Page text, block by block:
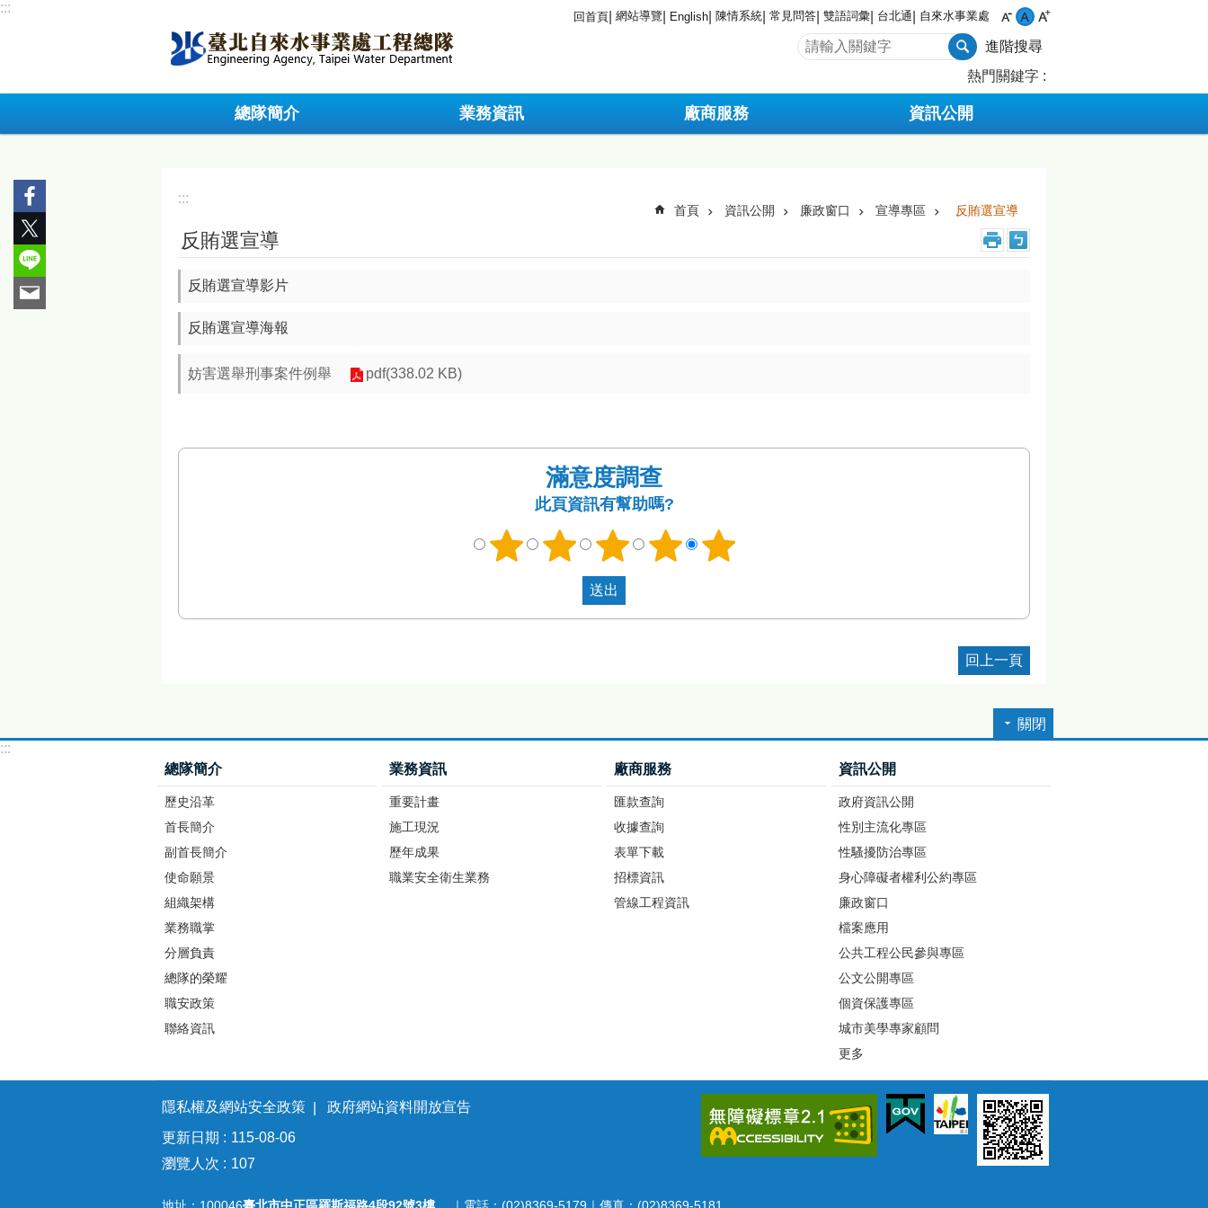
跳到主要內容區塊
:::
回首頁 網站導覽 English 陳情系統 常見問答 雙語詞彙 台北通 自來水事業處
進階搜尋
熱門關鍵字
總隊簡介 業務資訊 廠商服務 資訊公開
:::
首頁 資訊公開 廉政窗口 宣導專區 反賄選宣導
反賄選宣導
反賄選宣導影片
反賄選宣導海報
妨害選舉刑事案件例舉 pdf(338.02 KB)
滿意度調查
此頁資訊有幫助嗎?
回上一頁
關閉
:::
總隊簡介
歷史沿革
首長簡介
副首長簡介
使命願景
組織架構
業務職掌
分層負責
總隊的榮耀
職安政策
聯絡資訊
業務資訊
重要計畫
施工現況
歷年成果
職業安全衛生業務
廠商服務
匯款查詢
收據查詢
表單下載
招標資訊
管線工程資訊
資訊公開
政府資訊公開
性別主流化專區
性騷擾防治專區
身心障礙者權利公約專區
廉政窗口
檔案應用
公共工程公民參與專區
公文公開專區
個資保護專區
城市美學專家顧問
更多
隱私權及網站安全政策
政府網站資料開放宣告
更新日期
115-08-06
瀏覽人次
107